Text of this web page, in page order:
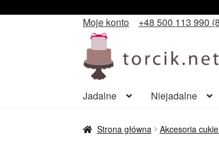
Moje konto
+48 500 113 990
Przejdź
do
nawigacji
Przejdź
do
treści
Jadalne Niejadalne
Strona główna Akcesoria